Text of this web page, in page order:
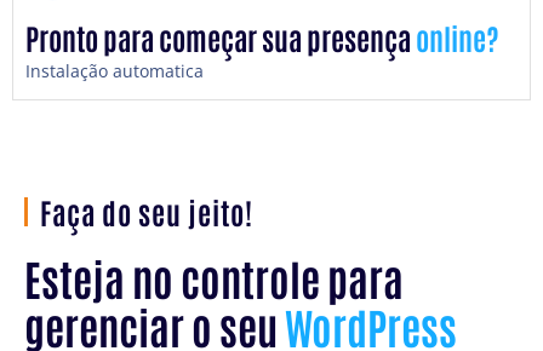
Pronto para começar sua presençaonline?
Instalação automatica
Faça do seu jeito!
Esteja no controle para
gerenciar o seu WordPress